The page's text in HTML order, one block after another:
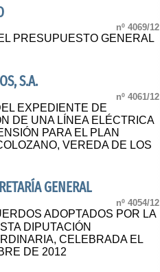
nº 4069/12
PRESUPUESTO GENERAL
S.A.
nº 4061/12
EXPEDIENTE DE
DE UNA LÍNEA ELÉCTRICA
PARA EL PLAN
VEREDA DE LOS
GENERAL
nº 4054/12
ADOPTADOS POR LA
DIPUTACIÓN
CELEBRADA EL
DE 2012